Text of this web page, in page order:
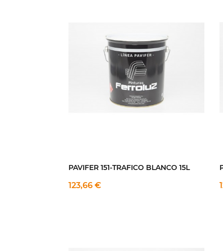
PAVIFER 151-TRAFICO BLANCO 15L
123,66 €